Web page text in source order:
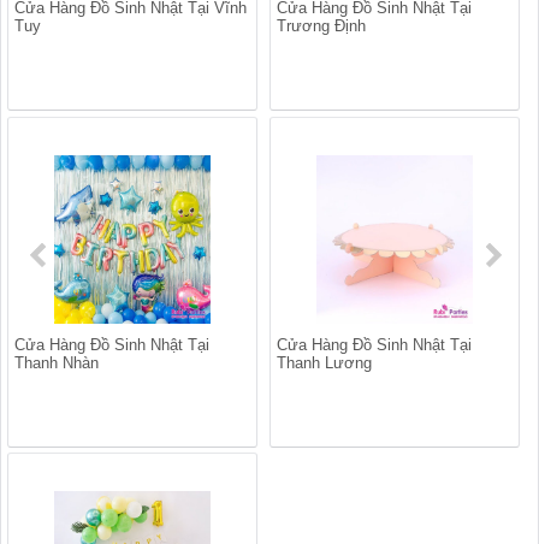
Cửa Hàng Đồ Sinh Nhật Tại Vĩnh
Tuy
Cửa Hàng Đồ Sinh Nhật Tại
Trương Định
Cửa Hàng Đồ Sinh Nhật Tại
Thanh Nhàn
Cửa Hàng Đồ Sinh Nhật Tại
Thanh Lương